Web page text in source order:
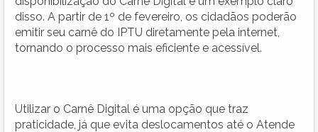
disso. A partir de 1º de fevereiro, os cidadãos poderão
emitir seu carnê do IPTU diretamente pela internet,
tornando o processo mais eficiente e acessível.
Utilizar o Carnê Digital é uma opção que traz
praticidade, já que evita deslocamentos até o Atende